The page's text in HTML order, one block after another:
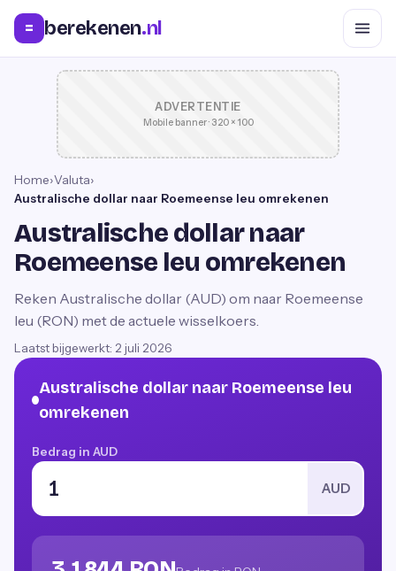
= berekenen.nl
ADVERTENTIE
Mobile banner · 320 × 100
Home›Valuta›
Australische dollar naar Roemeense leu omrekenen
Australische dollar naar
Roemeense leu omrekenen
Reken Australische dollar (AUD) om naar Roemeense
leu (RON) met de actuele wisselkoers.
Laatst bijgewerkt: 2 juli 2026
Australische dollar naar Roemeense leu
omrekenen
Bedrag in AUD
AUD